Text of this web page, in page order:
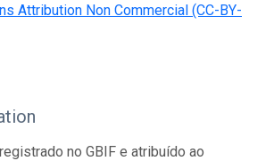
Attribution Non Commercial (CC-BY-
no GBIF e atribuído ao